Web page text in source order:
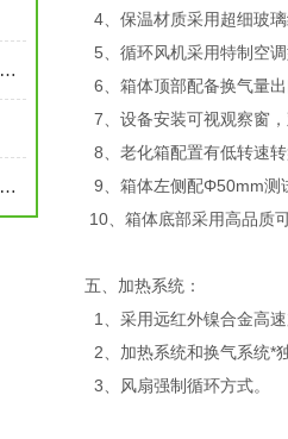
盐雾腐蚀试验箱可更快速得出试验结果
恒温恒湿试验箱结构及常见故障排除方法
4、保温材质采用超细玻
5、循环风机采用特制空
6、箱体顶部配备换气量
7、设备安装可视观察窗
8、老化箱配置有低转速
9、箱体左侧配Φ50mm测
10、箱体底部采用高品质
五、加热系统：
1、采用远红外镍合金高
2、加热系统和换气系统*
3、风扇强制循环方式。